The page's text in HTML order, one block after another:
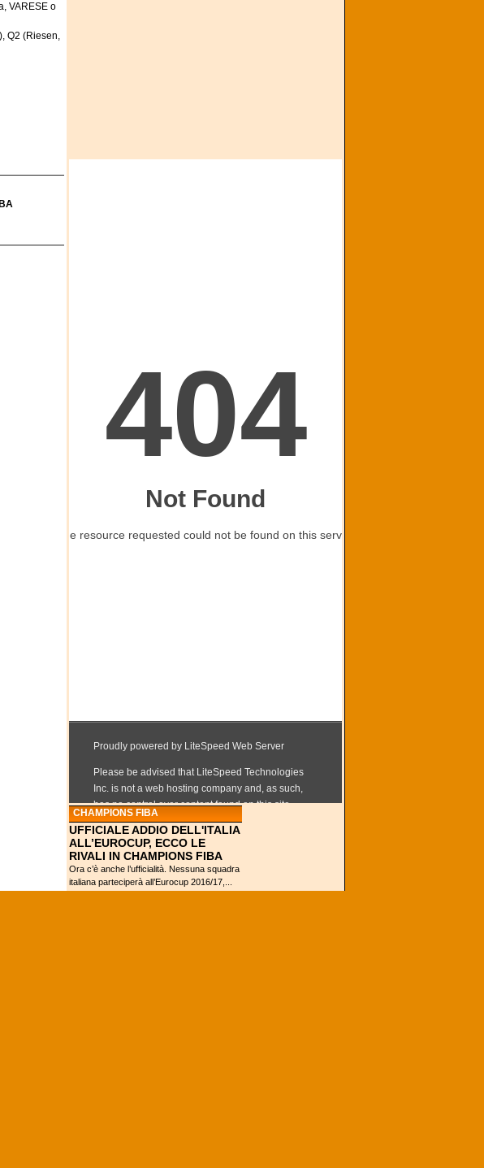
VARESE o
Q2 (Riesen,
CHAMPIONS FIBA
UFFICIALE ADDIO DELL'ITALIA
ALL’EUROCUP, ECCO LE
RIVALI IN CHAMPIONS FIBA
Ora c’è anche l’ufficialità. Nessuna squadra
italiana parteciperà all’Eurocup 2016/17,...